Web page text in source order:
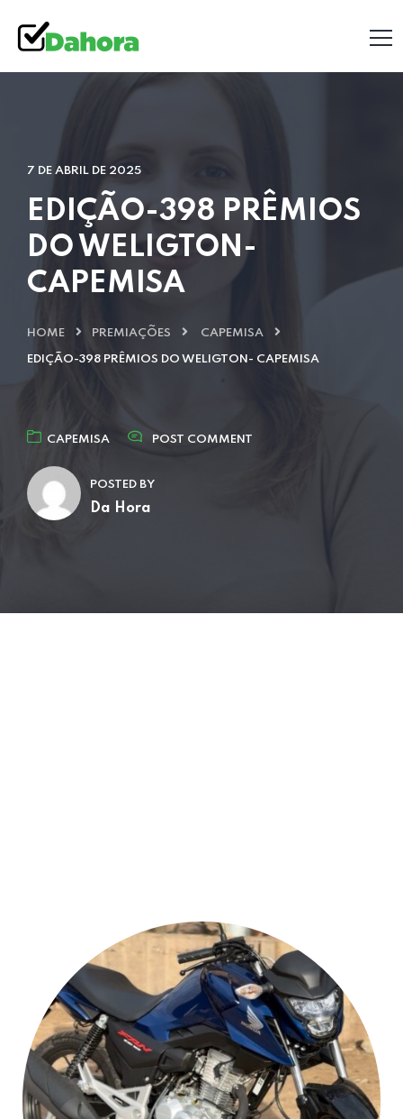
7 DE ABRIL DE 2025
EDIÇÃO-398 PRÊMIOS
DO WELIGTON-
CAPEMISA
HOME PREMIAÇÕES CAPEMISA
EDIÇÃO-398 PRÊMIOS DO WELIGTON- CAPEMISA
CAPEMISA POST COMMENT
POSTED BY
Da Hora